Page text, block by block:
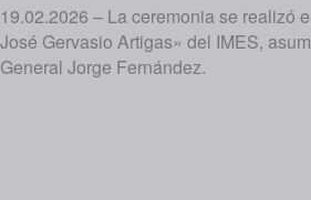
19.02.2026 – La ceremonia se realizó
José Gervasio Artigas» del IMES,
General Jorge Fernández.